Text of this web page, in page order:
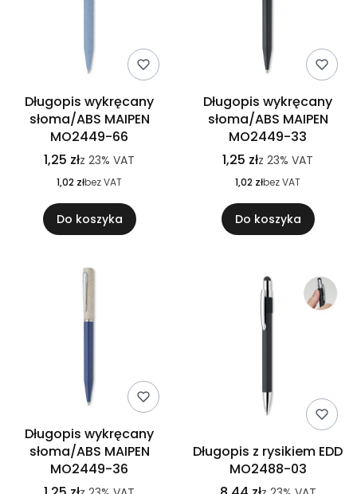
Długopis wykręcany
słoma/ABS MAIPEN
MO2449-66
1,25 złz 23% VAT
1,02 złbez VAT
Do koszyka
Długopis wykręcany
słoma/ABS MAIPEN
MO2449-33
1,25 złz 23% VAT
1,02 złbez VAT
Do koszyka
Długopis wykręcany
słoma/ABS MAIPEN
MO2449-36
Długopis z rysikiem EDD
MO2488-03